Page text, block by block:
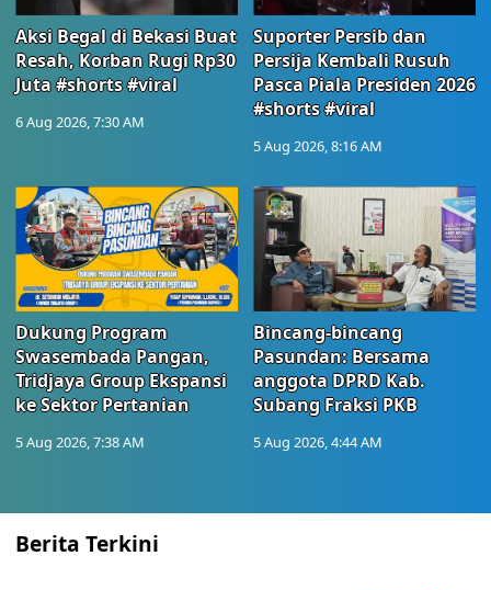
Aksi Begal di Bekasi Buat
Resah, Korban Rugi Rp30
Juta #shorts #viral
6 Aug 2026, 7:30 AM
Suporter Persib dan
Persija Kembali Rusuh
Pasca Piala Presiden 2026
#shorts #viral
5 Aug 2026, 8:16 AM
Dukung Program
Swasembada Pangan,
Tridjaya Group Ekspansi
ke Sektor Pertanian
5 Aug 2026, 7:38 AM
Bincang-bincang
Pasundan: Bersama
anggota DPRD Kab.
Subang Fraksi PKB
5 Aug 2026, 4:44 AM
Berita Terkini